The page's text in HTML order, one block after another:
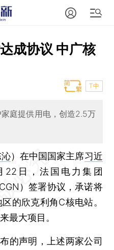
成协议 中广核
T中
庭提供用电，创造2.5万
） 在中国国家主席习近
22日，法国电力集团
）签署协议，承诺将
的欣克利角C核电站。
最大项目。
声明，上述两家公司